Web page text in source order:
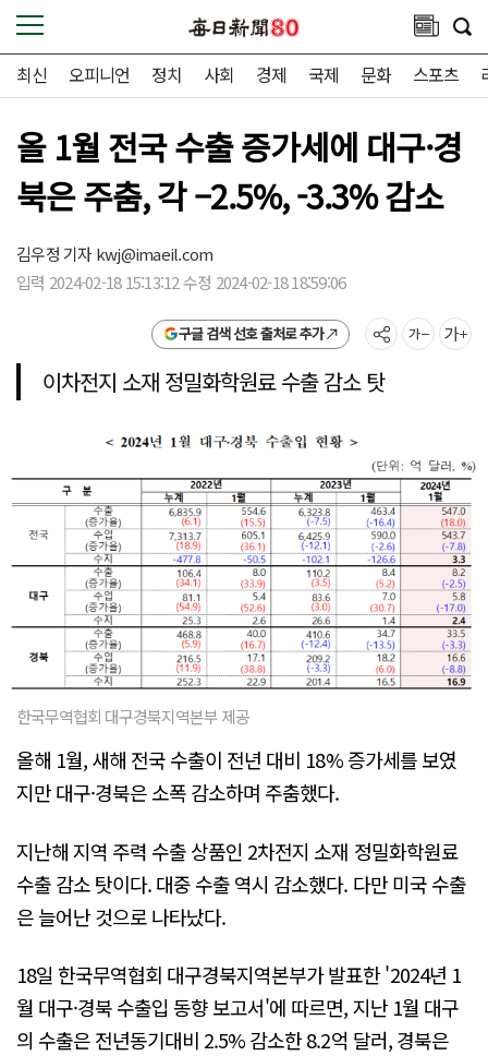
최신 오피니언 정치 사회 경제 국제 문화 스포츠
올 1월 전국 수출 증가세에 대구·경
북은 주춤, 각 –2.5%, -3.3% 감소
김우정 기자kwj@imaeil.com
입력 2024-02-18 15:13:12 수정 2024-02-18 18:59:06
구글 검색 선호 출처로 추가
이차전지 소재 정밀화학원료 수출 감소 탓
한국무역협회 대구경북지역본부 제공
올해 1월, 새해 전국 수출이 전년 대비 18% 증가세를 보였
지만 대구·경북은 소폭 감소하며 주춤했다.
지난해 지역 주력 수출 상품인 2차전지 소재 정밀화학원료
수출 감소 탓이다. 대중 수출 역시 감소했다. 다만 미국 수출
은 늘어난 것으로 나타났다.
18일 한국무역협회 대구경북지역본부가 발표한 '2024년 1
월 대구·경북 수출입 동향 보고서'에 따르면, 지난 1월 대구
의 수출은 전년동기대비 2.5% 감소한 8.2억 달러, 경북은